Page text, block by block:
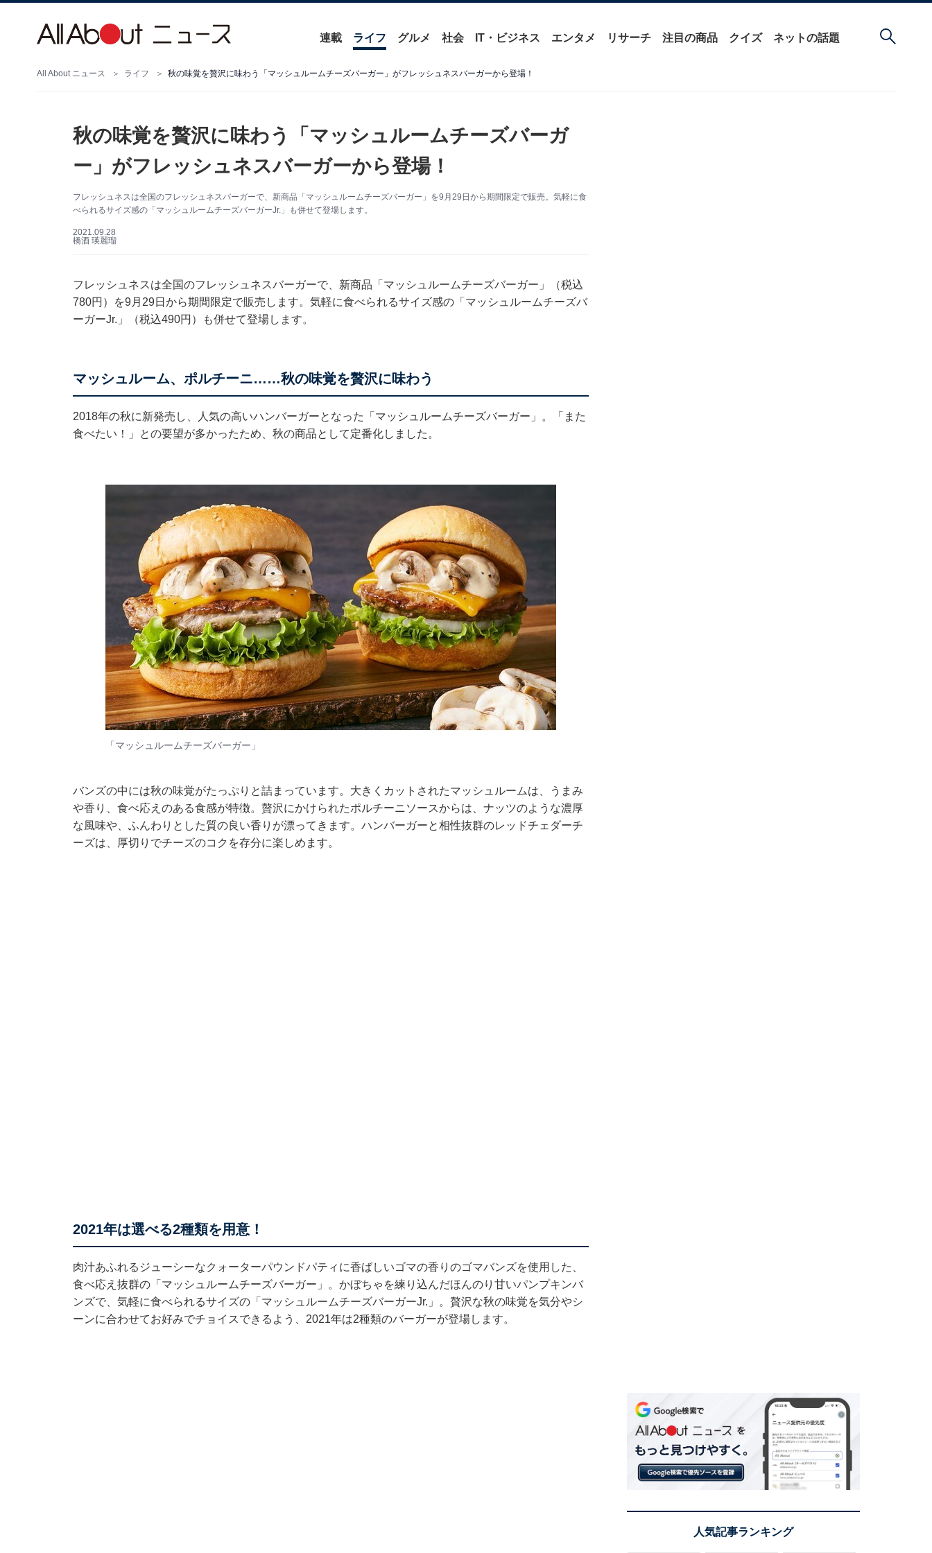
連載 ライフ グルメ 社会 IT・ビジネス エンタメ リサーチ 注目の商品 クイズ ネットの話題
All About ニュース ライフ 秋の味覚を贅沢に味わう「マッシュルームチーズバーガー」がフレッシュネスバーガーから登場！
秋の味覚を贅沢に味わう「マッシュルームチーズバーガ
ー」がフレッシュネスバーガーから登場！
フレッシュネスは全国のフレッシュネスバーガーで、新商品「マッシュルームチーズバーガー」を9月29日から期間限定で販売。気軽に食
べられるサイズ感の「マッシュルームチーズバーガーJr.」も併せて登場します。
2021.09.28
橋酒 瑛麗瑠
フレッシュネスは全国のフレッシュネスバーガーで、新商品「マッシュルームチーズバーガー」（税込
780円）を9月29日から期間限定で販売します。気軽に食べられるサイズ感の「マッシュルームチーズバ
ーガーJr.」（税込490円）も併せて登場します。
マッシュルーム、ポルチーニ……秋の味覚を贅沢に味わう
2018年の秋に新発売し、人気の高いハンバーガーとなった「マッシュルームチーズバーガー」。「また
食べたい！」との要望が多かったため、秋の商品として定番化しました。
「マッシュルームチーズバーガー」
バンズの中には秋の味覚がたっぷりと詰まっています。大きくカットされたマッシュルームは、うまみ
や香り、食べ応えのある食感が特徴。贅沢にかけられたポルチーニソースからは、ナッツのような濃厚
な風味や、ふんわりとした質の良い香りが漂ってきます。ハンバーガーと相性抜群のレッドチェダーチ
ーズは、厚切りでチーズのコクを存分に楽しめます。
2021年は選べる2種類を用意！
肉汁あふれるジューシーなクォーターパウンドパティに香ばしいゴマの香りのゴマバンズを使用した、
食べ応え抜群の「マッシュルームチーズバーガー」。かぼちゃを練り込んだほんのり甘いパンプキンバ
ンズで、気軽に食べられるサイズの「マッシュルームチーズバーガーJr.」。贅沢な秋の味覚を気分やシ
ーンに合わせてお好みでチョイスできるよう、2021年は2種類のバーガーが登場します。